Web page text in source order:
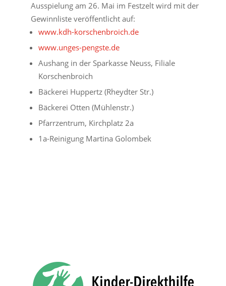
Ausspielung am 26. Mai im Festzelt wird mit der
Gewinnliste veröffentlicht auf:
www.kdh-korschenbroich.de
www.unges-pengste.de
Aushang in der Sparkasse Neuss, Filiale
Korschenbroich
Bäckerei Huppertz (Rheydter Str.)
Bäckerei Otten (Mühlenstr.)
Pfarrzentrum, Kirchplatz 2a
1a-Reinigung Martina Golombek